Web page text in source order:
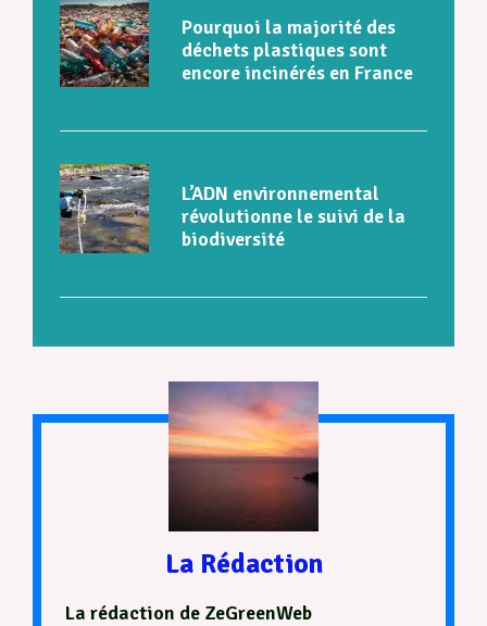
Pourquoi la majorité des
déchets plastiques sont
encore incinérés en France
L’ADN environnemental
révolutionne le suivi de la
biodiversité
La Rédaction
La rédaction de ZeGreenWeb